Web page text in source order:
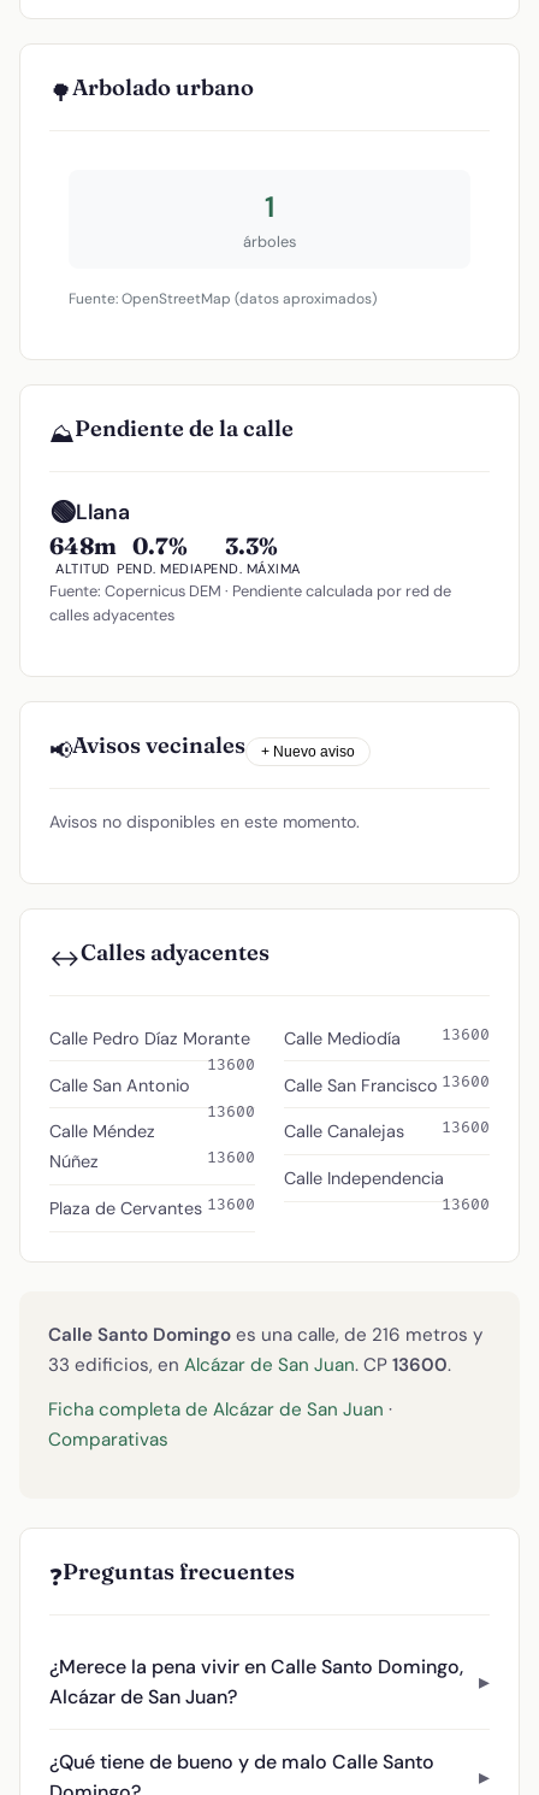
🌳Arbolado urbano
1
árboles
Fuente: OpenStreetMap (datos aproximados)
⛰️Pendiente de la calle
🟢Llana
648m
ALTITUD
0.7%
PEND. MEDIA
3.3%
PEND. MÁXIMA
Fuente: Copernicus DEM · Pendiente calculada por red de
calles adyacentes
📢Avisos vecinales + Nuevo aviso
Avisos no disponibles en este momento.
↔️Calles adyacentes
Calle Pedro Díaz Morante
13600
Calle San Antonio
13600
Calle Méndez
Núñez
13600
Plaza de Cervantes 13600
Calle Mediodía 13600
Calle San Francisco 13600
Calle Canalejas 13600
Calle Independencia
13600
Calle Santo Domingo es una calle, de 216 metros y
33 edificios, en Alcázar de San Juan. CP 13600.
Ficha completa de Alcázar de San Juan ·
Comparativas
❓Preguntas frecuentes
¿Merece la pena vivir en Calle Santo Domingo,
Alcázar de San Juan?
¿Qué tiene de bueno y de malo Calle Santo